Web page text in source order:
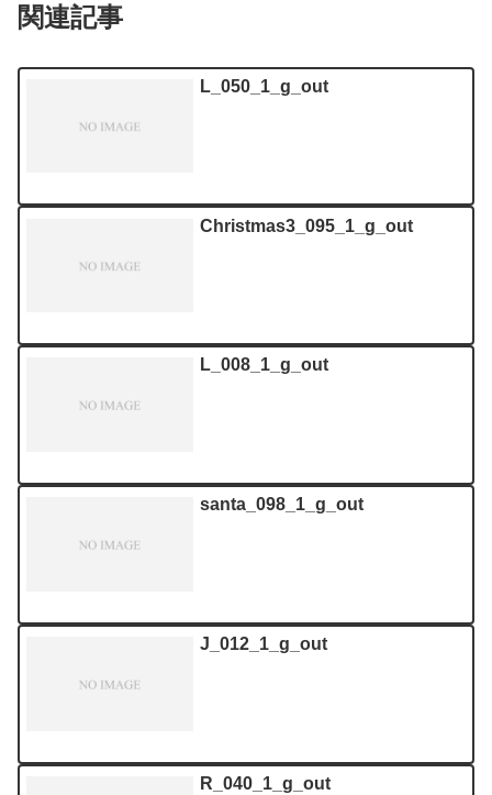
関連記事
L_050_1_g_out
Christmas3_095_1_g_out
L_008_1_g_out
santa_098_1_g_out
J_012_1_g_out
R_040_1_g_out